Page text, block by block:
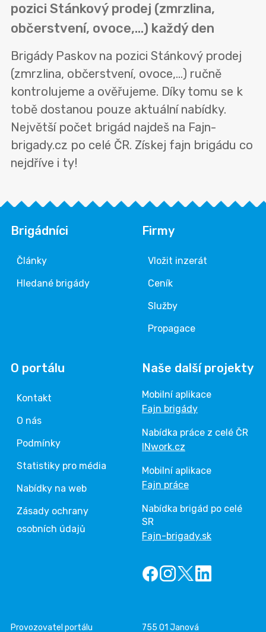
pozici Stánkový prodej (zmrzlina,
občerstvení, ovoce,...) každý den
Brigády Paskov na pozici Stánkový prodej
(zmrzlina, občerstvení, ovoce,...) ručně
kontrolujeme a ověřujeme. Díky tomu se k
tobě dostanou pouze aktuální nabídky.
Největší počet brigád najdeš na Fajn-
brigady.cz po celé ČR. Získej fajn brigádu co
nejdříve i ty!
Brigádníci
Články
Hledané brigády
Firmy
Vložit inzerát
Ceník
Služby
Propagace
O portálu
Kontakt
O nás
Podmínky
Statistiky pro média
Nabídky na web
Zásady ochrany
osobních údajů
Naše další projekty
Mobilní aplikace
Fajn brigády
Nabídka práce z celé ČR
INwork.cz
Mobilní aplikace
Fajn práce
Nabídka brigád po celé
SR
Fajn-brigady.sk
Provozovatel portálu 755 01 Janová